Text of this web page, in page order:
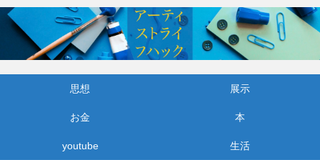
思想 展示
お金 本
youtube 生活